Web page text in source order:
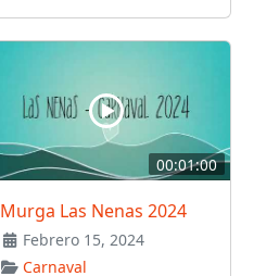
00:01:00
Murga Las Nenas 2024
Febrero 15, 2024
Carnaval